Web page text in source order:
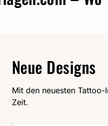
Neue Designs
Mit den neuesten
Zeit.